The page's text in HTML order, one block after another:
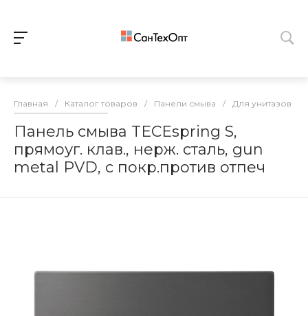
Главная / Каталог товаров / Панели смыва / Для унитазов
Панель смыва TECEspring S,
прямоуг. клав., нерж. сталь, gun
metal PVD, с покр.против отпеч